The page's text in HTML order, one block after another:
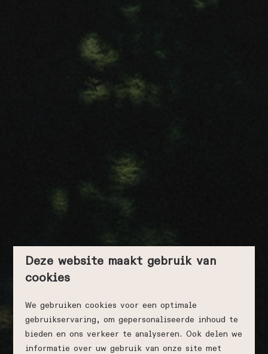
Deze website maakt gebruik van
cookies
We gebruiken cookies voor een optimale
gebruikservaring, om gepersonaliseerde inhoud te
bieden en ons verkeer te analyseren. Ook delen we
informatie over uw gebruik van onze site met